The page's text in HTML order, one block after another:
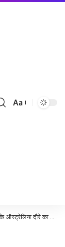
Font
Aa
का एजेंडा क्या है और क्यों है यह यात्रा महत्वपूर्ण?